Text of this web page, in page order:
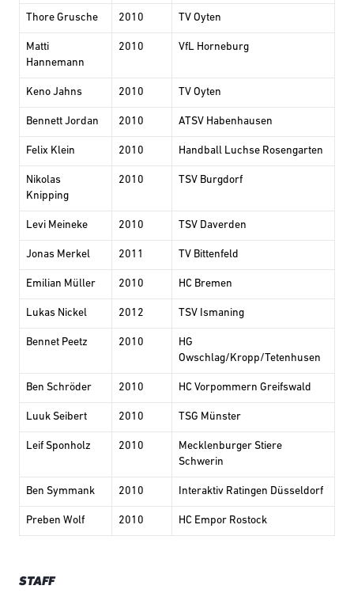
Thore Grusche 2010 TV Oyten
Matti
Hannemann
2010 VfL Horneburg
Keno Jahns 2010 TV Oyten
Bennett Jordan 2010 ATSV Habenhausen
Felix Klein 2010 Handball Luchse Rosengarten
Nikolas
Knipping
2010 TSV Burgdorf
Levi Meineke 2010 TSV Daverden
Jonas Merkel 2011 TV Bittenfeld
Emilian Müller 2010 HC Bremen
Lukas Nickel 2012 TSV Ismaning
Bennet Peetz 2010
HG
Owschlag/Kropp/Tetenhusen
Ben Schröder 2010 HC Vorpommern Greifswald
Luuk Seibert 2010 TSG Münster
Leif Sponholz 2010
Mecklenburger Stiere
Schwerin
Ben Symmank 2010 Interaktiv Ratingen Düsseldorf
Preben Wolf 2010 HC Empor Rostock
STAFF